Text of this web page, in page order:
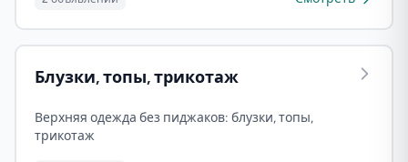
Блузки, топы, трикотаж
Верхняя одежда без пиджаков: блузки, топы,
трикотаж